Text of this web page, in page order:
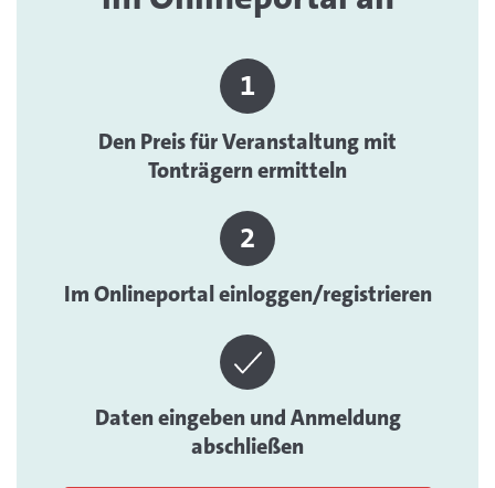
Den Preis für Veranstaltung mit
Tonträgern ermitteln
Im Onlineportal einloggen/registrieren
Daten eingeben und Anmeldung
abschließen